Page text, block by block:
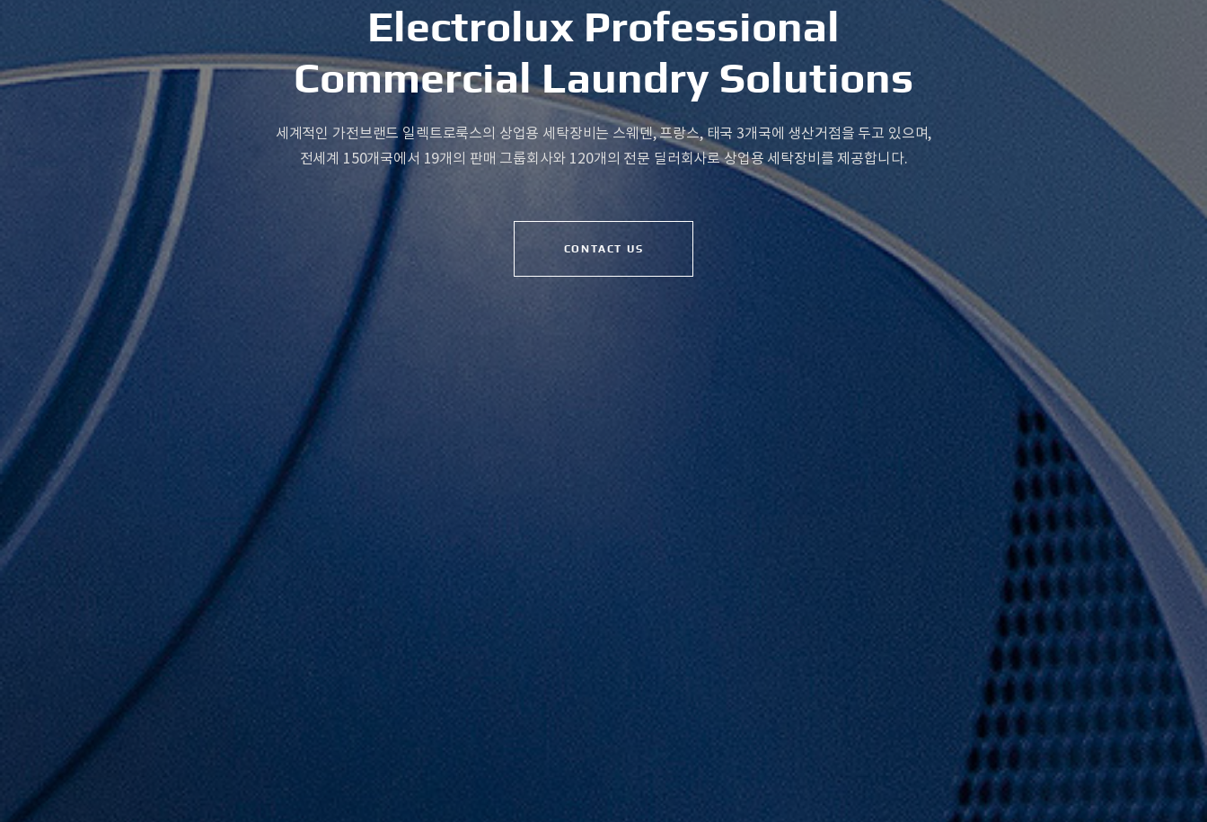
Electrolux Professional
CommercialLaundry Solutions
세계적인 가전브랜드 일렉트로룩스의 상업용 세탁장비는 스웨덴, 프랑스, 태국 3개국에 생산거점을 두고 있으며,
전세계 150개국에서 19개의 판매 그룹회사와 120개의 전문 딜러회사로 상업용 세탁장비를 제공합니다.
CONTACT US